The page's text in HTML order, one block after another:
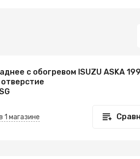
с обогревом ISUZU ASKA
1 магазине